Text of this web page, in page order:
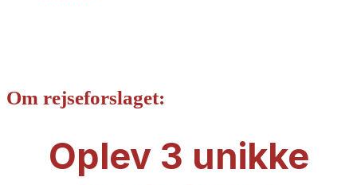
Om rejseforslaget:
Oplev 3 unikke